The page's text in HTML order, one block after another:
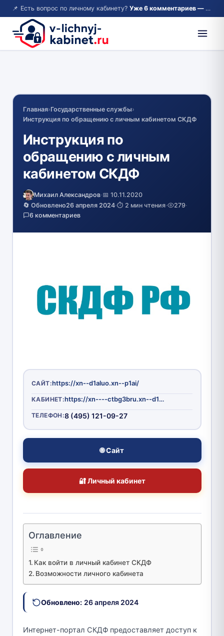
📌 Есть вопрос по личному кабинету? Уже 6 комментариев — возможно, ответ там!
Главная›Государственные службы›
Инструкция по обращению с личным кабинетом СКДФ
Инструкция по
обращению с личным
кабинетом СКДФ
Михаил Александров·📅 10.11.2020
🔄 Обновлено26 апреля 2024·⏱️ 2 мин чтения· 279·
6 комментариев
САЙТ:https://xn--d1aluo.xn--p1ai/
КАБИНЕТ: https://xn----ctbg3bru.xn--d1aluo.xn--p1ai/Account/Login?ReturnUrl=%2Fconnect%2Fauthorize%2Fcallback%3Fclient_id%3Dskdf%26redirect_uri%3Dhttps%253A%252F%252Fxn--d1aluo.xn--p1ai%252FsigninCallback.html%26response_type%3Dcode%26scope%3Dopenid%2520profile%2520skdf_api%26state%3D5b0b7a0c27f642fc991577d236782709%26code_challenge%3Db__0_MGDET2crhLVfwmyq6c694rONp1687gt9d44eC4%26code_challenge_method%3DS256%26response_mode%3Dquery
ТЕЛЕФОН:8 (495) 121-09-27
🌐 Сайт
🔐 Личный кабинет
Оглавление
Как войти в личный кабинет СКДФ
Возможности личного кабинета
Обновлено: 26 апреля 2024
Интернет-портал СКДФ предоставляет доступ к